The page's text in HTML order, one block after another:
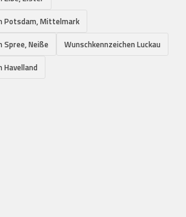
Potsdam, Mittelmark
Spree, Neiße
Wunschkennzeichen Luckau
Havelland